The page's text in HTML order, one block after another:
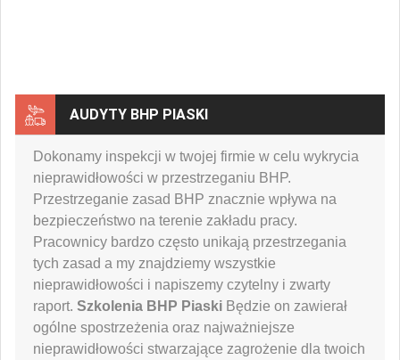
AUDYTY BHP PIASKI
Dokonamy inspekcji w twojej firmie w celu wykrycia
nieprawidłowości w przestrzeganiu BHP.
Przestrzeganie zasad BHP znacznie wpływa na
bezpieczeństwo na terenie zakładu pracy.
Pracownicy bardzo często unikają przestrzegania
tych zasad a my znajdziemy wszystkie
nieprawidłowości i napiszemy czytelny i zwarty
raport. Szkolenia BHP Piaski Będzie on zawierał
ogólne spostrzeżenia oraz najważniejsze
nieprawidłowości stwarzające zagrożenie dla twoich